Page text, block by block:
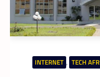
INTERNET , TECH